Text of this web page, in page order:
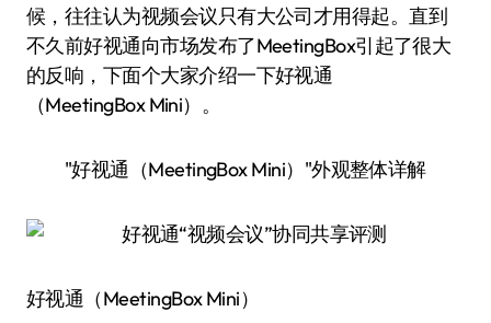
候，往往认为视频会议只有大公司才用得起。直到
不久前好视通向市场发布了MeetingBox引起了很大
的反响，下面个大家介绍一下好视通
（MeetingBox Mini）。
"好视通（MeetingBox Mini）"外观整体详解
好视通（MeetingBox Mini）